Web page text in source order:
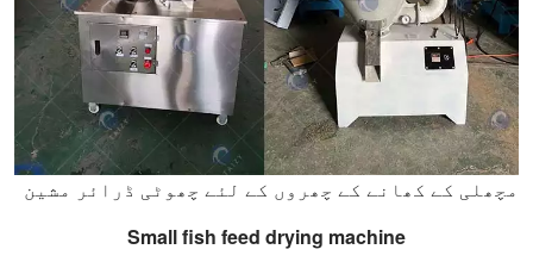
مچھلی کے کھانے کے چھروں کے لئے چھوٹی ڈرائر مشین
Small fish feed drying machine